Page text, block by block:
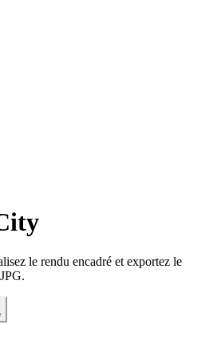
le rendu encadré et exportez le